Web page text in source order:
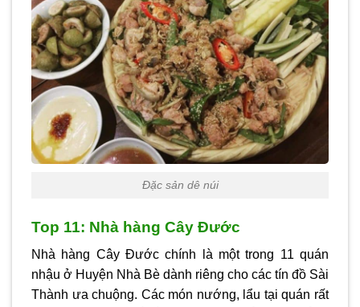
Đặc sản dê núi
Top 11: Nhà hàng Cây Đước
Nhà hàng Cây Đước chính là một trong 11 quán
nhậu ở Huyện Nhà Bè dành riêng cho các tín đồ Sài
Thành ưa chuộng. Các món nướng, lẩu tại quán rất